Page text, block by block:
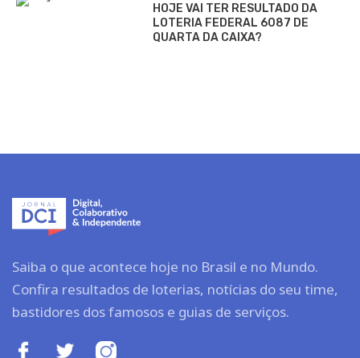
HOJE VAI TER RESULTADO DA
LOTERIA FEDERAL 6087 DE
QUARTA DA CAIXA?
Saiba o que acontece hoje no Brasil e no Mundo.
Confira resultados de loterias, notícias do seu time,
bastidores dos famosos e guias de serviços.